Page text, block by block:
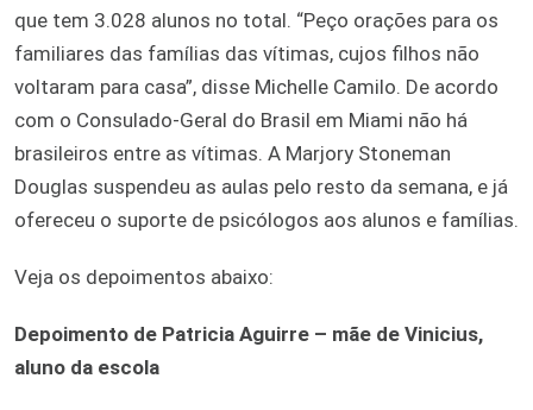
que tem 3.028 alunos no total. “Peço orações para os
familiares das famílias das vítimas, cujos filhos não
voltaram para casa”, disse Michelle Camilo. De acordo
com o Consulado-Geral do Brasil em Miami não há
brasileiros entre as vítimas. A Marjory Stoneman
Douglas suspendeu as aulas pelo resto da semana, e já
ofereceu o suporte de psicólogos aos alunos e famílias.
Veja os depoimentos abaixo:
Depoimento de Patricia Aguirre – mãe de Vinicius,
aluno da escola